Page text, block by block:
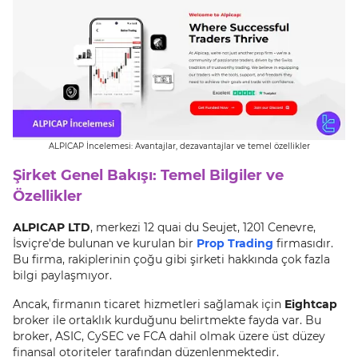
ALPICAP İncelemesi: Avantajlar, dezavantajlar ve temel özellikler
Şirket Genel Bakışı: Temel Bilgiler ve
Özellikler
ALPICAP LTD, merkezi 12 quai du Seujet, 1201 Cenevre,
İsviçre'de bulunan ve kurulan bir Prop Trading firmasıdır.
Bu firma, rakiplerinin çoğu gibi şirketi hakkında çok fazla
bilgi paylaşmıyor.
Ancak, firmanın ticaret hizmetleri sağlamak için Eightcap
broker ile ortaklık kurduğunu belirtmekte fayda var. Bu
broker, ASIC, CySEC ve FCA dahil olmak üzere üst düzey
finansal otoriteler tarafından düzenlenmektedir.